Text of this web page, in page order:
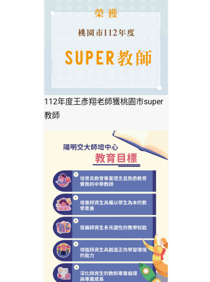
112年度王彥翔老師獲桃園市super
教師